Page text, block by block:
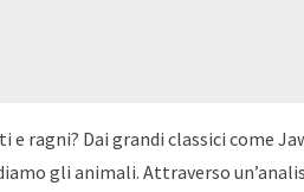
e ragni? Dai grandi classici come
gli animali. Attraverso